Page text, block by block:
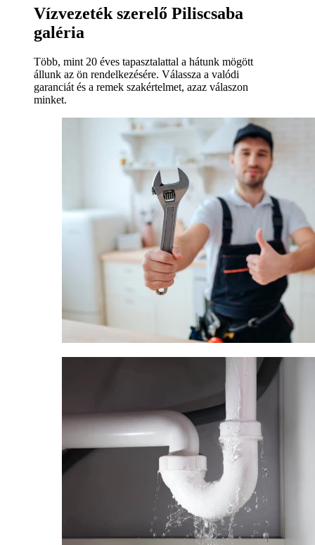
Vízvezeték szerelő Piliscsaba
galéria
Több, mint 20 éves tapasztalattal a hátunk mögött
állunk az ön rendelkezésére. Válassza a valódi
garanciát és a remek szakértelmet, azaz válaszon
minket.